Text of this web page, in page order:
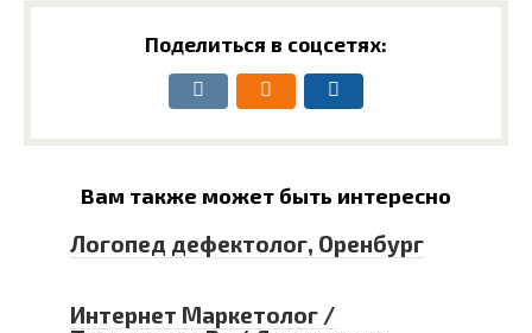
Поделиться в соцсетях:
Вам также может быть интересно
Логопед дефектолог, Оренбург
Интернет Маркетолог /